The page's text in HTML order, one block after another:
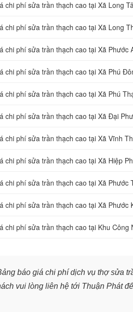
chi phí sửa trần thạch cao tại Xã Long
chi phí sửa trần thạch cao tại Xã Long
chi phí sửa trần thạch cao tại Xã Phước
chi phí sửa trần thạch cao tại Xã Phú
chi phí sửa trần thạch cao tại Xã Phú
chi phí sửa trần thạch cao tại Xã Đại
chi phí sửa trần thạch cao tại Xã Vĩnh
chi phí sửa trần thạch cao tại Xã Hiệp
chi phí sửa trần thạch cao tại Xã Phước
chi phí sửa trần thạch cao tại Xã Phước
chi phí sửa trần thạch cao tại Khu Công
báo giá chi phí dịch vụ thợ sửa
vui lòng liên hệ tới Thuận Phát